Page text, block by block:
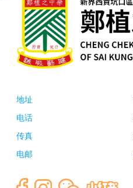
地址
电话
传真
电邮